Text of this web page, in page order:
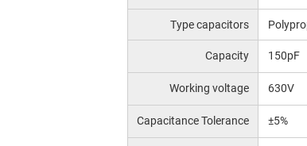
Type capacitors
Capacity 150pF
Working voltage 630V
Capacitance Tolerance ±5%